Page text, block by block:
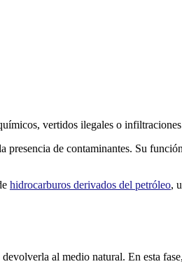
vertidos ilegales o
de contaminantes. Su
hidrocarburos derivados del petróleo,
al medio natural. En esta